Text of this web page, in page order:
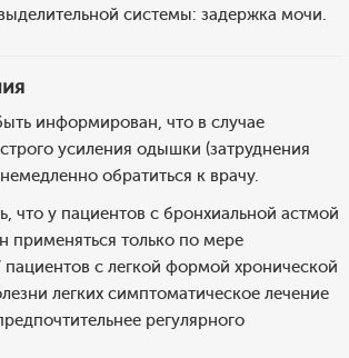
системы: задержка мочи.
информирован, что в случае
усиления одышки (затруднения
обратиться к врачу.
что у пациентов с бронхиальной астмой
применяться только по мере
с легкой формой хронической
легких симптоматическое лечение
регулярного